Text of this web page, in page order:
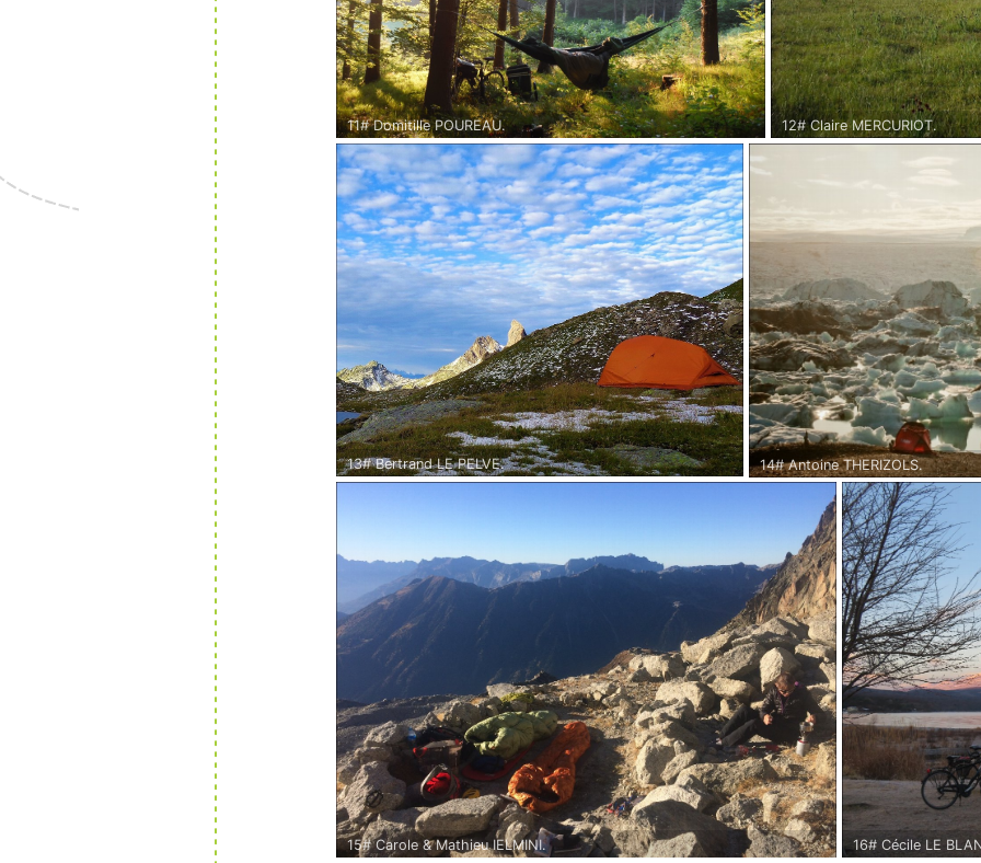
11# Domitille POUREAU.
Près de Urtl en Styrie Autrichienne - Juin 2015.
Au cours d'un voyage à vélo de 7 mois à travers l'Europe.
12# Claire MERCURIOT.
Kirghizstan - Printemps 2017.
13# Bertrand LE PELVE.
Lac de Presset (Savoie) - Août 2017.
14# Antoine THERIZOLS.
Premier contact avec les
Jokulsàrlon en Islande.
15# Carole & Mathieu IELMINI.
16# Cécile LE